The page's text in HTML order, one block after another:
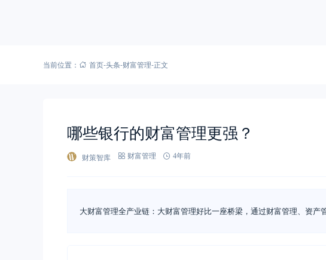
当前位置： 首页-头条-财富管理-正文
哪些银行的财富管理更强？
财策智库 财富管理 4年前
大财富管理全产业链：大财富管理好比一座桥梁，通过财富管理、资产